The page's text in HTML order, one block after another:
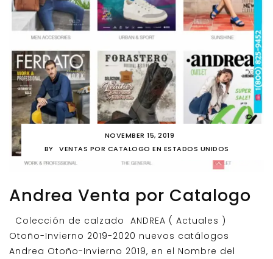
NOVEMBER 15, 2019
BY
VENTAS POR CATALOGO EN ESTADOS UNIDOS
Andrea Venta por Catalogo
Colección de calzado ANDREA ( Actuales )
Otoño-Invierno 2019-2020 nuevos catálogos
Andrea Otoño-Invierno 2019, en el Nombre del